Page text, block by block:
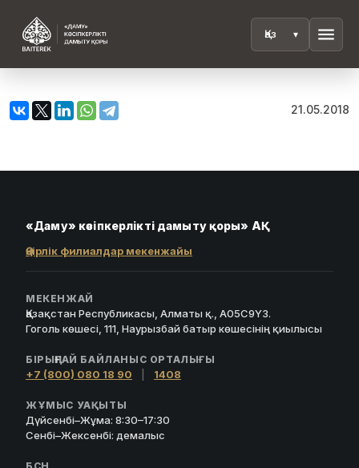
menu
21.05.2018
«Даму» кәсіпкерлікті дамыту қоры» АҚ
Өңірлік филиалдар мекенжайы
МЕКЕНЖАЙ
Қазақстан Республикасы, Алматы қ., A05C9Y3.
Гоголь көшесі, 111, Наурызбай батыр көшесінің қиылысы
БІРЫҢҒАЙ БАЙЛАНЫС ОРТАЛЫҒЫ
+7 (800) 080 18 90 1408
ЖҰМЫС УАҚЫТЫ
Дүйсенбі–Жұма: 8:30–17:30
Сенбі–Жексенбі: демалыс